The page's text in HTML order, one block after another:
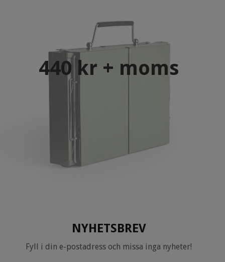
440 kr + moms
NYHETSBREV
Fyll i din e-postadress och missa inga nyheter!